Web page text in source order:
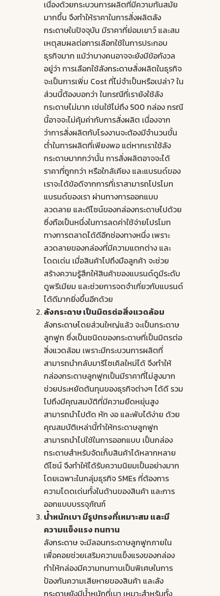
เนื่องด้วยกระบวนการผลิตที่มีความทันสมัย
มากขึ้น จึงทำให้ราคาในการสั่งผลิตลัง
กระดาษในปัจจุบัน มีราคาที่ย่อมเยาว์ และสม
เหตุสมผลต่อการเลือกใช้ในการประกอบ
ธุรกิจมาก แม้ว่าบางคนอาจจะยังมีข้อกังวล
อยู่ว่า การเลือกใช้ลังกระดาษสั่งผลิตในธุรกิจ
จะเป็นการเพิ่ม Cost ที่ไม่จำเป็นหรือเปล่า? ใน
ส่วนนี้ต้องบอกว่า ในกรณีที่เรายังใช้ลัง
กระดาษไม่มาก เช่นใช้ไม่ถึง 500 กล่อง กรณี
นี้อาจจะไม่คุ้มค่ากับการสั่งผลิต เนื่องจาก
ว่าการสั่งผลิตกับโรงงานจะต้องมีจำนวนขั้น
ต่ำในการผลิตที่เพียงพอ แต่หากเราใช้ลัง
กระดาษมากกว่านั้น การสั่งผลิตอาจจะได้
ราคาที่ถูกกว่า หรือใกล้เคียง และแบรนด์ของ
เราจะได้ข้อดีจากการที่เราสามารถโปรโมท
แบรนด์ของเรา ผ่านทางการออกแบบ
ลวดลาย และดีไซน์ของกล่องกระดาษไปด้วย
ซึ่งถือเป็นหนึ่งในการลดค่าใช้จ่ายโปรโมท
ทางการตลาดได้ดีอีกช่องทางหนึ่ง เพราะ
ลวดลายของกล่องที่มีความแตกต่าง และ
โดดเด่น เมื่อสินค้าไปถึงมือลูกค้า จะช่วย
สร้างความรู้สึกให้สินค้าของแบรนด์ดูมีระดับ
ดูพรีเมียม และช่วยการจดจำเกี่ยวกับแบรนด์
ได้ดีมากยิ่งขึ้นอีกด้วย
ลังกระดาษเป็นมิตรต่อสิ่งแวดล้อม
ลังกระดาษโดยส่วนใหญ่แล้ว จะเป็นกระดาษ
ลูกฟูก ซึ่งเป็นชนิดของกระดาษที่เป็นมิตรต่อ
สิ่งแวดล้อม เพราะมีกระบวนการผลิตที่
สามารถนำกลับมารีไซเคิลใหม่ได้ จึงทำให้
กล่องกระดาษลูกฟูกเป็นมีราคาที่ไม่สูงมาก
ช่วยประหยัดต้นทุนของธุรกิจต่างๆ ได้ดี รวม
ไปถึงมีคุณสมบัติที่มีความยืดหยุ่นสูง
สามารถนำไปตัด หัก งอ และพับได้ง่าย ด้วย
คุณสมบัติเหล่านี้ทำให้กระดาษลูกฟูก
สามารถนำไปใช้ในการออกแบบ เป็นกล่อง
กระดาษสำหรับจัดเก็บสินค้าได้หลากหลาย
ดีไซน์ จึงทำให้ได้รับความนิยมเป็นอย่างมาก
โดยเฉพาะในกลุ่มธุรกิจ SMEs ที่ต้องการ
ความโดดเด่นทั้งในด้านของสินค้า และการ
ออกแบบบรรจุภัณฑ์
น้ำหนักเบา มีรูปทรงที่เหมาะสม และมี
ความแข็งแรง ทนทาน
ลังกระดาษจะมีลอนกระดาษลูกฟูกภายใน
เพื่อคอยช่วยเสริมความแข็งแรงของกล่อง
ทำให้กล่องมีความทนทานเป็นพิเศษในการ
ป้องกันความเสียหายของสินค้า และลัง